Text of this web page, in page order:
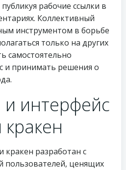
рабочие ссылки в
Коллективный
инструментом в борьбе
только на других
самостоятельно
и принимать решения о
и интерфейс
разработан с
пользователей, ценящих